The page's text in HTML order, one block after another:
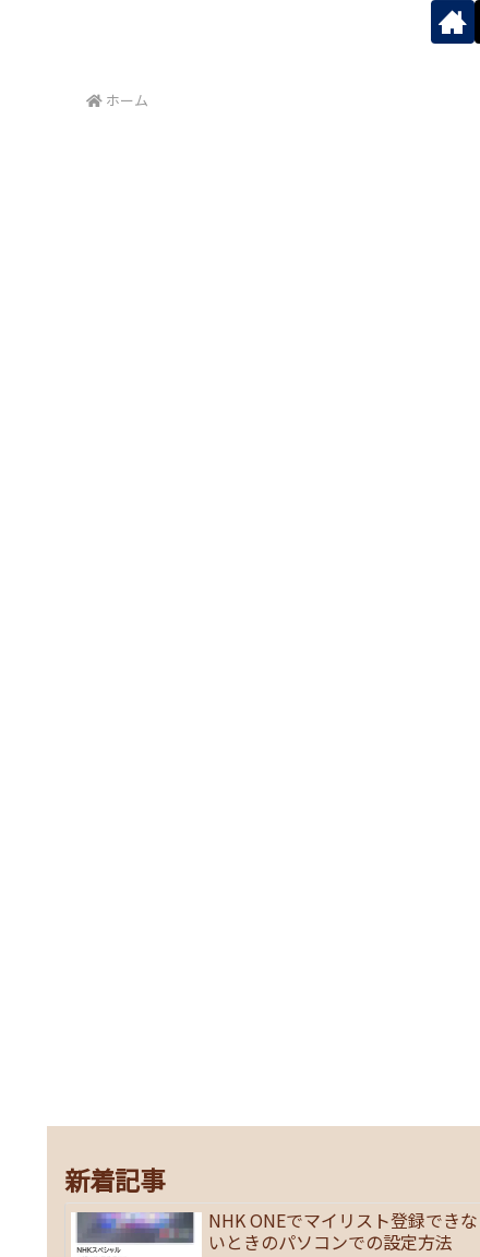
ホーム
新着記事
NHK ONEでマイリスト登録できな
いときのパソコンでの設定方法